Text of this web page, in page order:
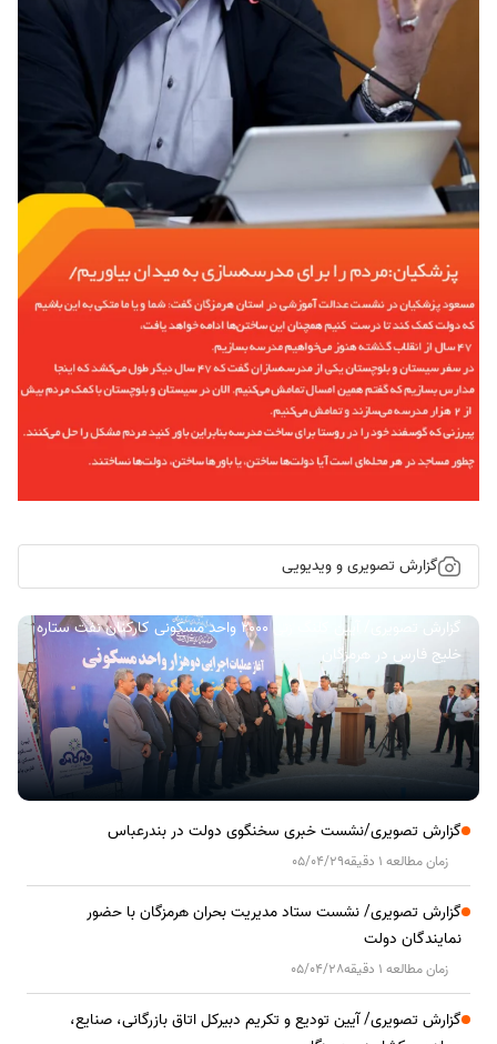
گزارش تصویری و ویدیویی
گزارش تصویری/ آیین کلنگ زنی ۲۰۰۰ واحد مسکونی کارکنان نفت ستاره
خلیج فارس در هرمزگان
گزارش تصویری/نشست خبری سخنگوی دولت در بندرعباس
زمان مطالعه 1 دقیقه 05/04/29
گزارش تصویری/ نشست ستاد مدیریت بحران هرمزگان با حضور
نمایندگان دولت
زمان مطالعه 1 دقیقه 05/04/28
گزارش تصویری/ آیین تودیع و تکریم دبیرکل اتاق بازرگانی، صنایع،